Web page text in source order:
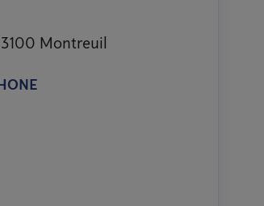
Montreuil